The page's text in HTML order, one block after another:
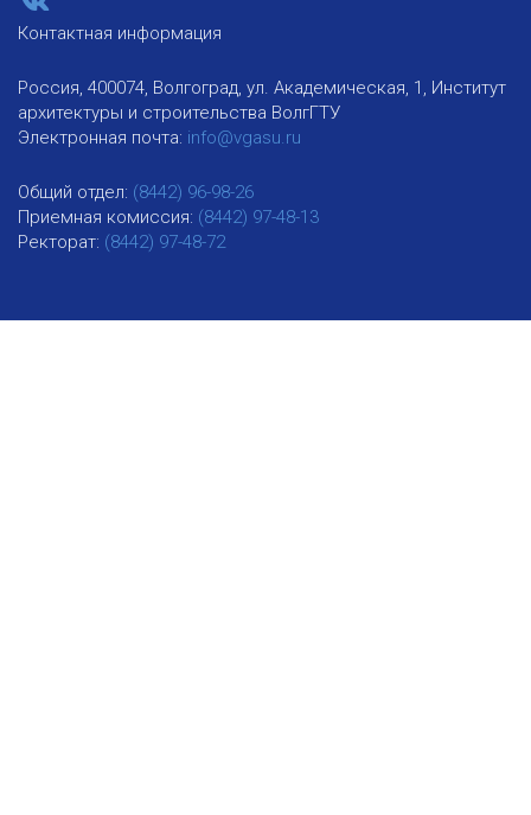
Контактная информация
Россия, 400074, Волгоград, ул. Академическая, 1, Институт
архитектуры и строительства ВолгГТУ
Электронная почта: info@vgasu.ru
Общий отдел: (8442) 96-98-26
Приемная комиссия: (8442) 97-48-13
Ректорат: (8442) 97-48-72